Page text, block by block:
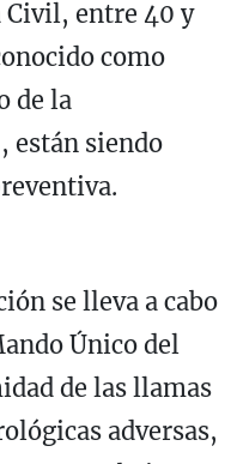
Civil, entre 40 y
como
de la
están siendo
se lleva a cabo
Único del
de las llamas
adversas,